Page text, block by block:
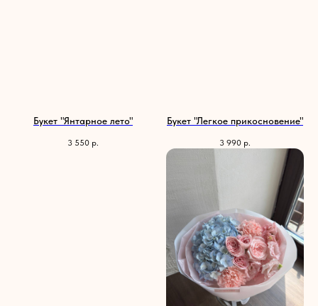
Букет "Янтарное лето"
3 550 р.
Букет "Легкое прикосновение"
3 990 р.